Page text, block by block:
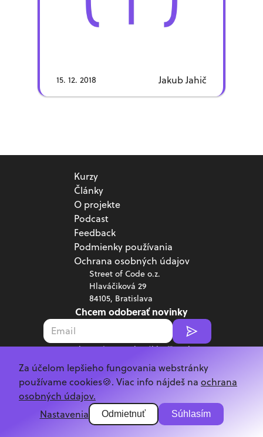
15. 12. 2018 Jakub Jahič
Street of Code o.z.
Hlaváčiková 29
84105, Bratislava
Chcem odoberať novinky
Poskytnutím emailu súhlasíš s jeho
spracovaním v súlade s
GDPR.
Copyright ©2026Street of Code
Kurzy
Články
O projekte
Podcast
Feedback
Podmienky používania
Ochrana osobných údajov
Kód tejto stránky si vieš pozrieť na našomGitHub-e
Za účelom lepšieho fungovania webstránky
používame cookies🍪. Viac info nájdeš na ochrana
osobných údajov.
Nastavenia
Odmietnuť Súhlasím